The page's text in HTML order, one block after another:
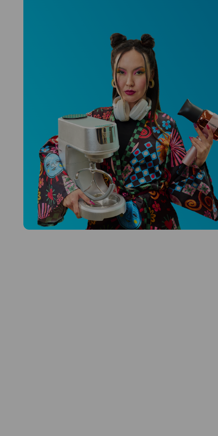
Niceboy ONE Ultra
Hlídá ti zdraví, spánek i pohyb a ještě
k tomu platí.
Prozkoumat